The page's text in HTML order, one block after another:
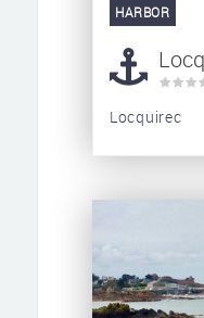
HARBOR
Locquirec